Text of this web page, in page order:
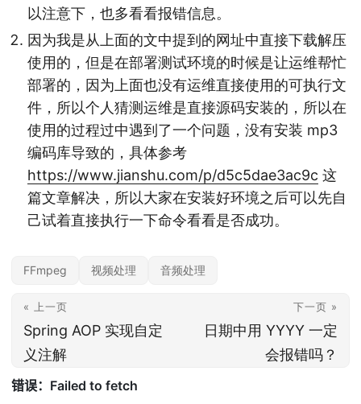
以注意下，也多看看报错信息。
因为我是从上面的文中提到的网址中直接下载解压
使用的，但是在部署测试环境的时候是让运维帮忙
部署的，因为上面也没有运维直接使用的可执行文
件，所以个人猜测运维是直接源码安装的，所以在
使用的过程过中遇到了一个问题，没有安装 mp3
编码库导致的，具体参考
https://www.jianshu.com/p/d5c5dae3ac9c 这
篇文章解决，所以大家在安装好环境之后可以先自
己试着直接执行一下命令看看是否成功。
FFmpeg 视频处理 音频处理
« 上一页
Spring AOP 实现自定
义注解
下一页 »
日期中用 YYYY 一定
会报错吗？